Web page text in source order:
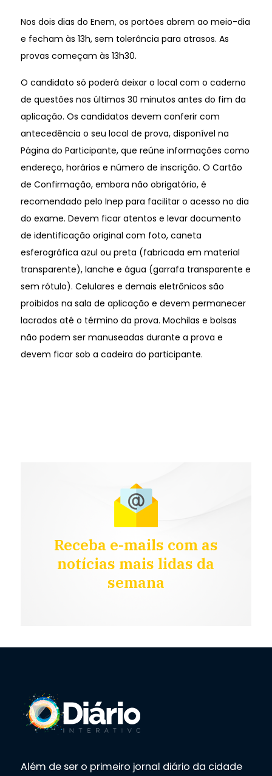
Nos dois dias do Enem, os portões abrem ao meio-dia
e fecham às 13h, sem tolerância para atrasos. As
provas começam às 13h30.
O candidato só poderá deixar o local com o caderno
de questões nos últimos 30 minutos antes do fim da
aplicação. Os candidatos devem conferir com
antecedência o seu local de prova, disponível na
Página do Participante, que reúne informações como
endereço, horários e número de inscrição. O Cartão
de Confirmação, embora não obrigatório, é
recomendado pelo Inep para facilitar o acesso no dia
do exame. Devem ficar atentos e levar documento
de identificação original com foto, caneta
esferográfica azul ou preta (fabricada em material
transparente), lanche e água (garrafa transparente e
sem rótulo). Celulares e demais eletrônicos são
proibidos na sala de aplicação e devem permanecer
lacrados até o término da prova. Mochilas e bolsas
não podem ser manuseadas durante a prova e
devem ficar sob a cadeira do participante.
Receba e-mails com as
notícias mais lidas da
semana
Além de ser o primeiro jornal diário da cidade